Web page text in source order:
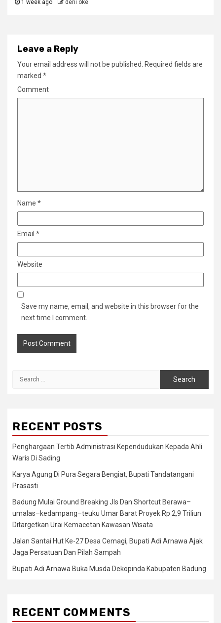
1 week ago deni oke
Leave a Reply
Your email address will not be published.
Required fields are
marked *
Comment
Name *
Email *
Website
Save my name, email, and website in this browser for the
next time I comment.
RECENT POSTS
Penghargaan Tertib Administrasi Kependudukan Kepada Ahli
Waris Di Sading
Karya Agung Di Pura Segara Bengiat, Bupati Tandatangani
Prasasti
Badung Mulai Ground Breaking Jls Dan Shortcut Berawa–
umalas–kedampang–teuku Umar Barat Proyek Rp 2,9 Triliun
Ditargetkan Urai Kemacetan Kawasan Wisata
Jalan Santai Hut Ke-27 Desa Cemagi, Bupati Adi Arnawa Ajak
Jaga Persatuan Dan Pilah Sampah
Bupati Adi Arnawa Buka Musda Dekopinda Kabupaten Badung
RECENT COMMENTS